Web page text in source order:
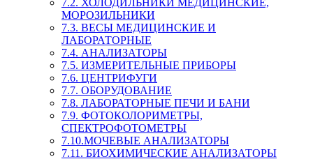
7.2. ХОЛОДИЛЬНИКИ МЕДИЦИНСКИЕ,
МОРОЗИЛЬНИКИ
7.3. ВЕСЫ МЕДИЦИНСКИЕ И
ЛАБОРАТОРНЫЕ
7.4. АНАЛИЗАТОРЫ
7.5. ИЗМЕРИТЕЛЬНЫЕ ПРИБОРЫ
7.6. ЦЕНТРИФУГИ
7.7. ОБОРУДОВАНИЕ
7.8. ЛАБОРАТОРНЫЕ ПЕЧИ И БАНИ
7.9. ФОТОКОЛОРИМЕТРЫ,
СПЕКТРОФОТОМЕТРЫ
7.10.МОЧЕВЫЕ АНАЛИЗАТОРЫ
7.11. БИОХИМИЧЕСКИЕ АНАЛИЗАТОРЫ